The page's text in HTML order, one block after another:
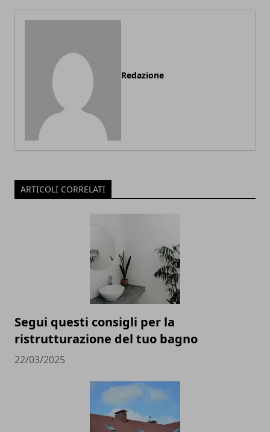
Redazione
ARTICOLI CORRELATI
Segui questi consigli per la
ristrutturazione del tuo bagno
22/03/2025